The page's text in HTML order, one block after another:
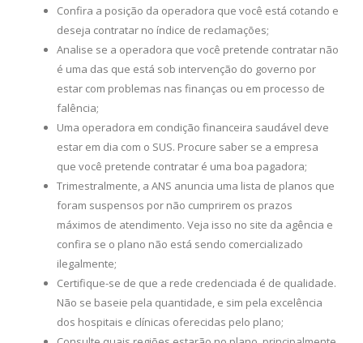
Confira a posição da operadora que você está cotando e
deseja contratar no índice de reclamações;
Analise se a operadora que você pretende contratar não
é uma das que está sob intervenção do governo por
estar com problemas nas finanças ou em processo de
falência;
Uma operadora em condição financeira saudável deve
estar em dia com o SUS. Procure saber se a empresa
que você pretende contratar é uma boa pagadora;
Trimestralmente, a ANS anuncia uma lista de planos que
foram suspensos por não cumprirem os prazos
máximos de atendimento. Veja isso no site da agência e
confira se o plano não está sendo comercializado
ilegalmente;
Certifique-se de que a rede credenciada é de qualidade.
Não se baseie pela quantidade, e sim pela excelência
dos hospitais e clínicas oferecidas pelo plano;